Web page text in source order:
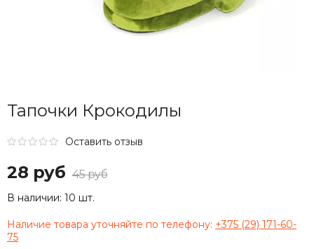
Тапочки Крокодилы
Оставить отзыв
28 руб 45 руб
В наличии: 10 шт.
Наличие товара уточняйте по телефону: +375 (29) 171-60-
75